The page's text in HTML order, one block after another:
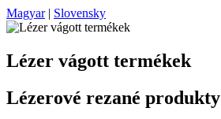
Magyar| Slovensky
Lézer vágott termékek
Lézerové rezané produkty